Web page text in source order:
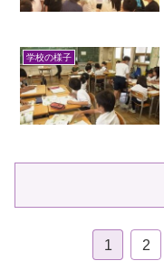
学校の様子
1 2